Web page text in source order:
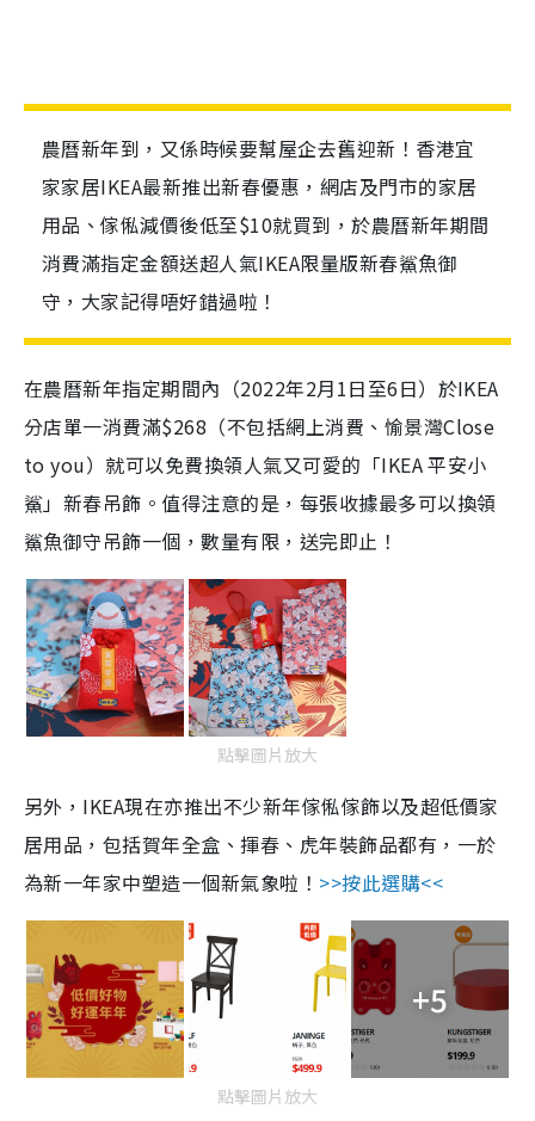
農曆新年到，又係時候要幫屋企去舊迎新！香港宜
家家居IKEA最新推出新春優惠，網店及門市的家居
用品、傢俬減價後低至$10就買到，於農曆新年期間
消費滿指定金額送超人氣IKEA限量版新春鯊魚御
守，大家記得唔好錯過啦！
在農曆新年指定期間內（2022年2月1日至6日）於IKEA
分店單一消費滿$268（不包括網上消費、愉景灣Close
to you）就可以免費換領人氣又可愛的「IKEA 平安小
鯊」新春吊飾。值得注意的是，每張收據最多可以換領
鯊魚御守吊飾一個，數量有限，送完即止！
點擊圖片放大
另外，IKEA現在亦推出不少新年傢俬傢飾以及超低價家
居用品，包括賀年全盒、揮春、虎年裝飾品都有，一於
為新一年家中塑造一個新氣象啦！ >>按此選購<<
+5
點擊圖片放大